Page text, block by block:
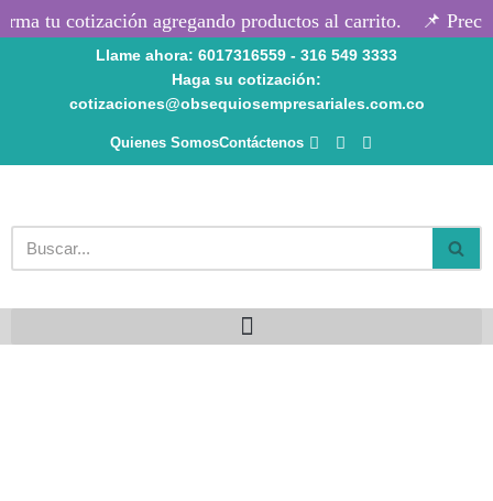
contenido
tu cotización agregando productos al carrito. 📌
Llame ahora: 6017316559 - 316 549 3333
Haga su cotización:
cotizaciones@obsequiosempresariales.com.co
Quienes SomosContáctenos